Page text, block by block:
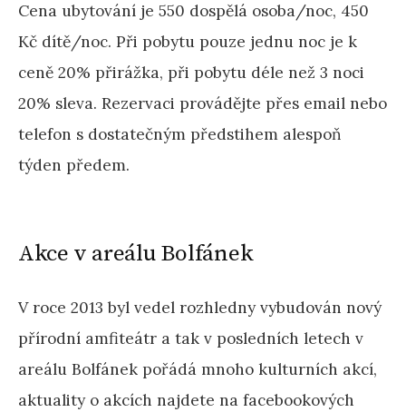
Cena ubytování je 550 dospělá osoba/noc, 450
Kč dítě/noc. Při pobytu pouze jednu noc je k
ceně 20% přirážka, při pobytu déle než 3 noci
20% sleva. Rezervaci provádějte přes email nebo
telefon s dostatečným předstihem alespoň
týden předem.
Akce v areálu Bolfánek
V roce 2013 byl vedel rozhledny vybudován nový
přírodní amfiteátr a tak v posledních letech v
areálu Bolfánek pořádá mnoho kulturních akcí,
aktuality o akcích najdete na facebookových